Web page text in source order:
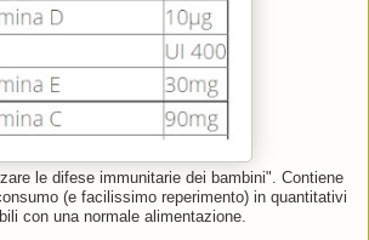
le difese immunitarie dei bambini". Contiene
(e facilissimo reperimento) in quantitativi
con una normale alimentazione.